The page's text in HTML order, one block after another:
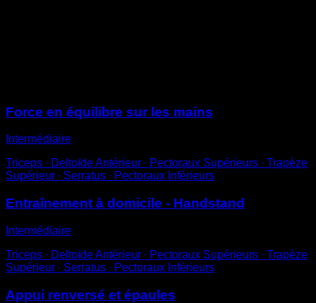
Force en équilibre sur les mains
Intermédiaire
Triceps ∙ Deltoïde Antérieur ∙ Pectoraux Supérieurs ∙ Trapèze
Supérieur ∙ Serratus ∙ Pectoraux Inférieurs
Entraînement à domicile - Handstand
Intermédiaire
Triceps ∙ Deltoïde Antérieur ∙ Pectoraux Supérieurs ∙ Trapèze
Supérieur ∙ Serratus ∙ Pectoraux Inférieurs
Appui renversé et épaules